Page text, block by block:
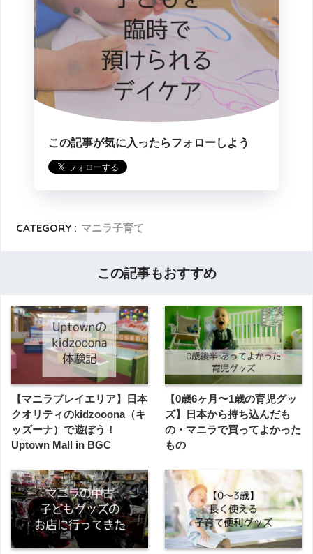
この記事が気に入ったらフォローしよう
CATEGORY : マニラ子育て
この記事もおすすめ
【マニラプレイエリア】日本
クオリティのkidzooona（キ
ッズーナ）で遊ぼう！
Uptown Mall in BGC
【0歳6ヶ月〜1歳の育児グッ
ズ】日本から持ち込んだも
の・マニラで買ってよかった
もの